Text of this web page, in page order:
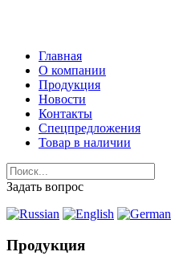
Главная
О компании
Продукция
Новости
Контакты
Спецпредложения
Товар в наличии
Задать вопрос
Продукция